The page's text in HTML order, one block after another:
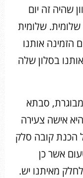
שהיה זה יום
שלומית. שלומית
אותנו
בסלון שלה
סבתא
אישה צעירה
הכנת קובה סלק
אשר כן
מאיתנו יש.